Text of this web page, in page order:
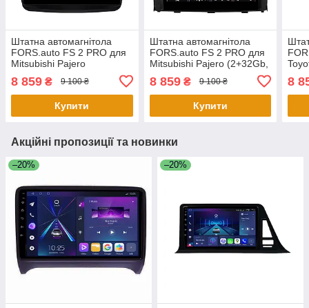
Штатна автомагнітола
FORS.auto FS 2 PRO для
Mitsubishi Pajero
2006-2015
8 859 ₴ 9 100 ₴
Купити
Штатна автомагнітола
FORS.auto FS 2 PRO для
Mitsubishi Pajero (2+32Gb,
8 859₴ 9 100 ₴
Купити
8
Акційні пропозиції та новинки
–20% –20%